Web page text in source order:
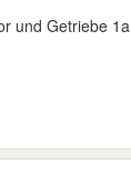
und Getriebe 1a